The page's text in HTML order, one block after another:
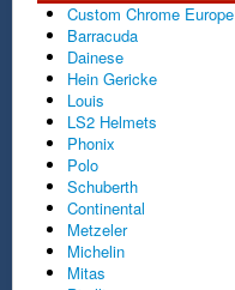
Custom Chrome Europe
Barracuda
Dainese
Hein Gericke
Louis
LS2 Helmets
Phonix
Polo
Schuberth
Continental
Metzeler
Michelin
Mitas